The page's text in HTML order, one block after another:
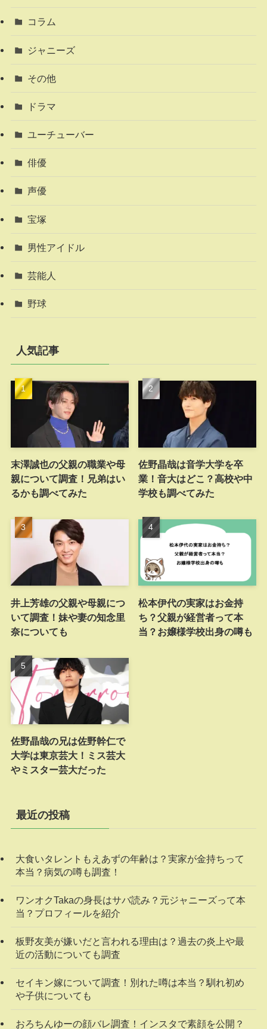
コラム
ジャニーズ
その他
ドラマ
ユーチューバー
俳優
声優
宝塚
男性アイドル
芸能人
野球
人気記事
末澤誠也の父親の職業や母
親について調査！兄弟はい
るかも調べてみた
佐野晶哉は音学大学を卒
業！音大はどこ？高校や中
学校も調べてみた
井上芳雄の父親や母親につ
いて調査！妹や妻の知念里
奈についても
松本伊代の実家はお金持
ち？父親が経営者って本
当？お嬢様学校出身の噂も
佐野晶哉の兄は佐野幹仁で
大学は東京芸大！ミス芸大
やミスター芸大だった
最近の投稿
大食いタレントもえあずの年齢は？実家が金持ちって
本当？病気の噂も調査！
ワンオクTakaの身長はサバ読み？元ジャニーズって本
当？プロフィールを紹介
板野友美が嫌いだと言われる理由は？過去の炎上や最
近の活動についても調査
セイキン嫁について調査！別れた噂は本当？馴れ初め
や子供についても
おろちんゆーの顔バレ調査！インスタで素顔を公開？